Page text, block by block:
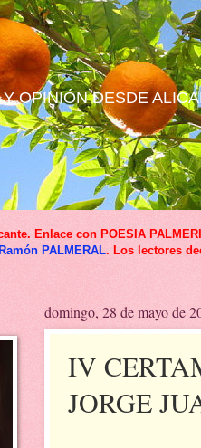
OPINIÓN DESDE
Enlace con POESIA
Ramón PALMERAL. Los lectores
domingo, 28 de mayo de
IV
JORGE